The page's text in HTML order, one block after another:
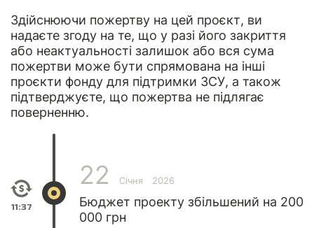
Здійснюючи пожертву на цей проєкт, ви
надаєте згоду на те, що у разі його закриття
або неактуальності залишок або вся сума
пожертви може бути спрямована на інші
проєкти фонду для підтримки ЗСУ, а також
підтверджуєте, що пожертва не підлягає
поверненню.
11:37
22 Січня 2026
Бюджет проекту збільшений на 200
000 грн